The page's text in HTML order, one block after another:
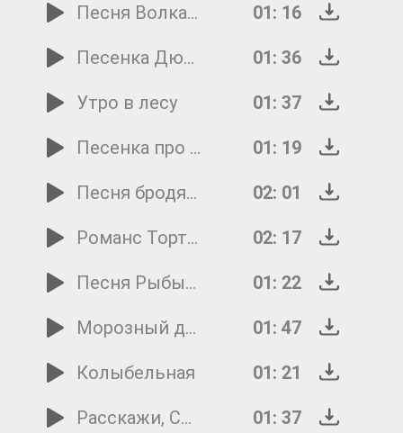
Песня Волка и Козлят
01: 16
Песенка Дюймовочки
01: 36
Утро в лесу
01: 37
Песенка про 'хорошо'
01: 19
Песня бродячих гимнастов
02: 01
Романс Тортиллы
02: 17
Песня Рыбы-Пилы
01: 22
Морозный денек
01: 47
Колыбельная
01: 21
Расскажи, Снегурочка
01: 37